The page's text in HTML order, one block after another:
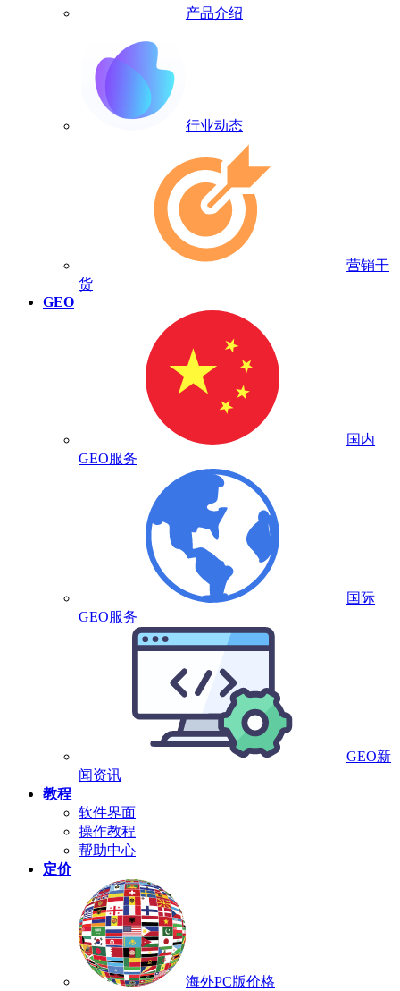
产品介绍
行业动态
营销干
货
GEO
国内
GEO服务
国际
GEO服务
GEO新
闻资讯
教程
软件界面
操作教程
帮助中心
定价
海外PC版价格